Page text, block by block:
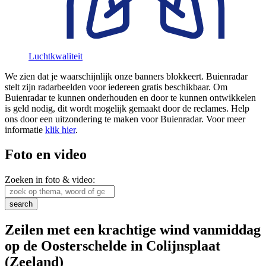
Luchtkwaliteit
We zien dat je waarschijnlijk onze banners blokkeert. Buienradar
stelt zijn radarbeelden voor iedereen gratis beschikbaar. Om
Buienradar te kunnen onderhouden en door te kunnen ontwikkelen
is geld nodig, dit wordt mogelijk gemaakt door de reclames. Help
ons door een uitzondering te maken voor Buienradar. Voor meer
informatie klik hier.
Foto en video
Zoeken in foto & video:
Zeilen met een krachtige wind vanmiddag
op de Oosterschelde in Colijnsplaat
(Zeeland)